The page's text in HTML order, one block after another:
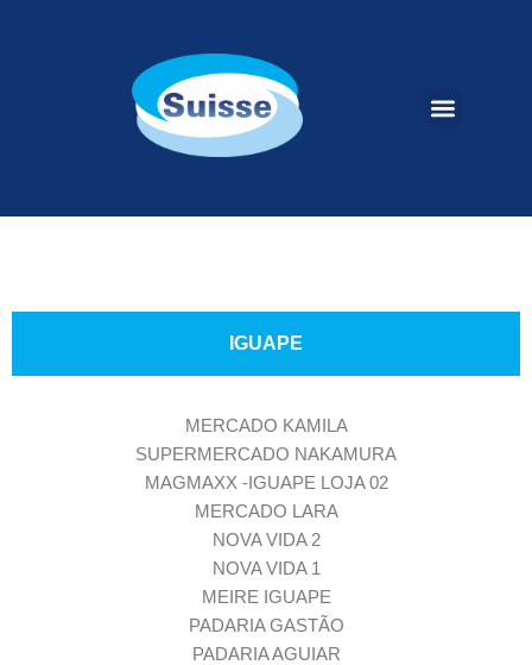
IGUAPE
MERCADO KAMILA
SUPERMERCADO NAKAMURA
MAGMAXX -IGUAPE LOJA 02
MERCADO LARA
NOVA VIDA 2
NOVA VIDA 1
MEIRE IGUAPE
PADARIA GASTÃO
PADARIA AGUIAR